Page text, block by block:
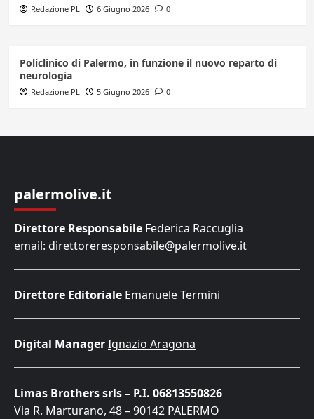
Redazione PL 6 Giugno 2026 0
Policlinico di Palermo, in funzione il nuovo reparto di
neurologia
Redazione PL 5 Giugno 2026 0
palermolive.it
Direttore Responsabile Federica Raccuglia
email: direttoreresponsabile@palermolive.it
Direttore Editoriale Emanuele Termini
Digital ManagerIgnazio Aragona
Limas Brothers srls – P.I. 06813550826
Via R. Marturano, 48 – 90142 PALERMO